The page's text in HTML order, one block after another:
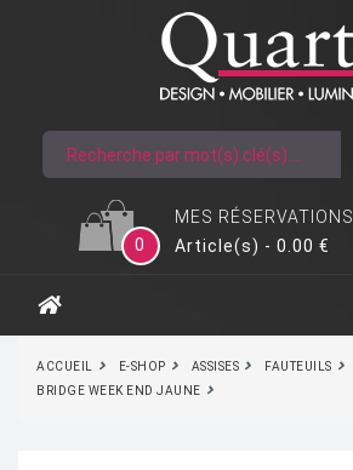
MES RÉSERVATIONS
0
Article(s) - 0.00 €
ACCUEIL E-SHOP ASSISES
FAUTEUILS
BRIDGE WEEK END JAUNE